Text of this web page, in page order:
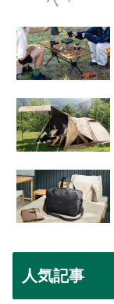
人気記事